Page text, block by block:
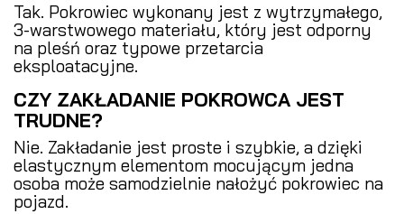
Tak. Pokrowiec wykonany jest z wytrzymałego,
3-warstwowego materiału, który jest odporny
na pleśń oraz typowe przetarcia
eksploatacyjne.
CZY ZAKŁADANIE POKROWCA JEST
TRUDNE?
Nie. Zakładanie jest proste i szybkie, a dzięki
elastycznym elementom mocującym jedna
osoba może samodzielnie nałożyć pokrowiec na
pojazd.